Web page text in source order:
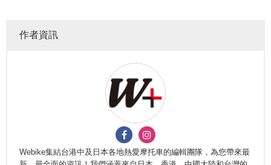
作者資訊
Webike集結台港中及日本各地熱愛摩托車的編輯團隊，為您帶來最